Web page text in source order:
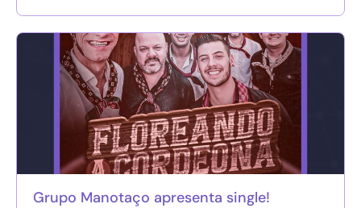
Grupo Manotaço apresenta single!